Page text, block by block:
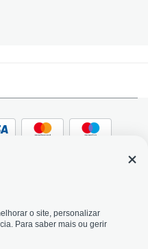
| Powered
Magento
o site, personalizar
Para saber mais ou gerir